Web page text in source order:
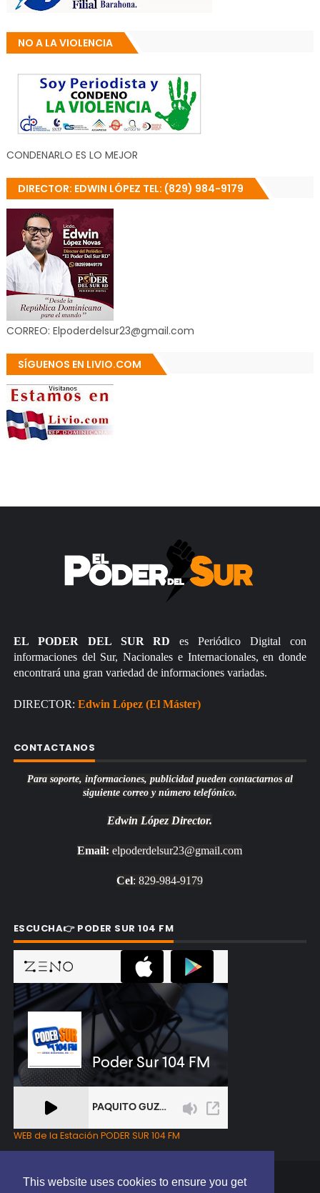
This website uses cookies to ensure you get
NO A LA VIOLENCIA
CONDENARLO ES LO MEJOR
DIRECTOR: EDWIN LÓPEZ TEL: (829) 984-9179
CORREO: Elpoderdelsur23@gmail.com
SÍGUENOS EN LIVIO.COM
EL PODER DEL SUR RD es Periódico Digital con
informaciones del Sur, Nacionales e Internacionales, en donde
encontrará una gran variedad de informaciones variadas.
DIRECTOR: Edwin López (El Máster)
CONTACTANOS
Para soporte, informaciones, publicidad pueden contactarnos al
siguiente correo y número telefónico.
Edwin López Director.
Email: elpoderdelsur23@gmail.com
Cel: 829-984-9179
ESCUCHA👉 PODER SUR 104 FM
WEB de la Estación PODER SUR 104 FM